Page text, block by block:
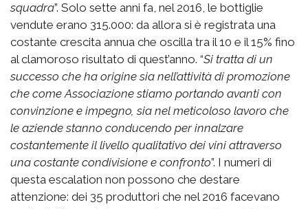
squadra”. Solo sette anni fa, nel 2016, le bottiglie
vendute erano 315.000: da allora si è registrata una
costante crescita annua che oscilla tra il 10 e il 15% fino
al clamoroso risultato di quest’anno. “Si tratta di un
successo che ha origine sia nell’attività di promozione
che come Associazione stiamo portando avanti con
convinzione e impegno, sia nel meticoloso lavoro che
le aziende stanno conducendo per innalzare
costantemente il livello qualitativo dei vini attraverso
una costante condivisione e confronto”. I numeri di
questa escalation non possono che destare
attenzione: dei 35 produttori che nel 2016 facevano